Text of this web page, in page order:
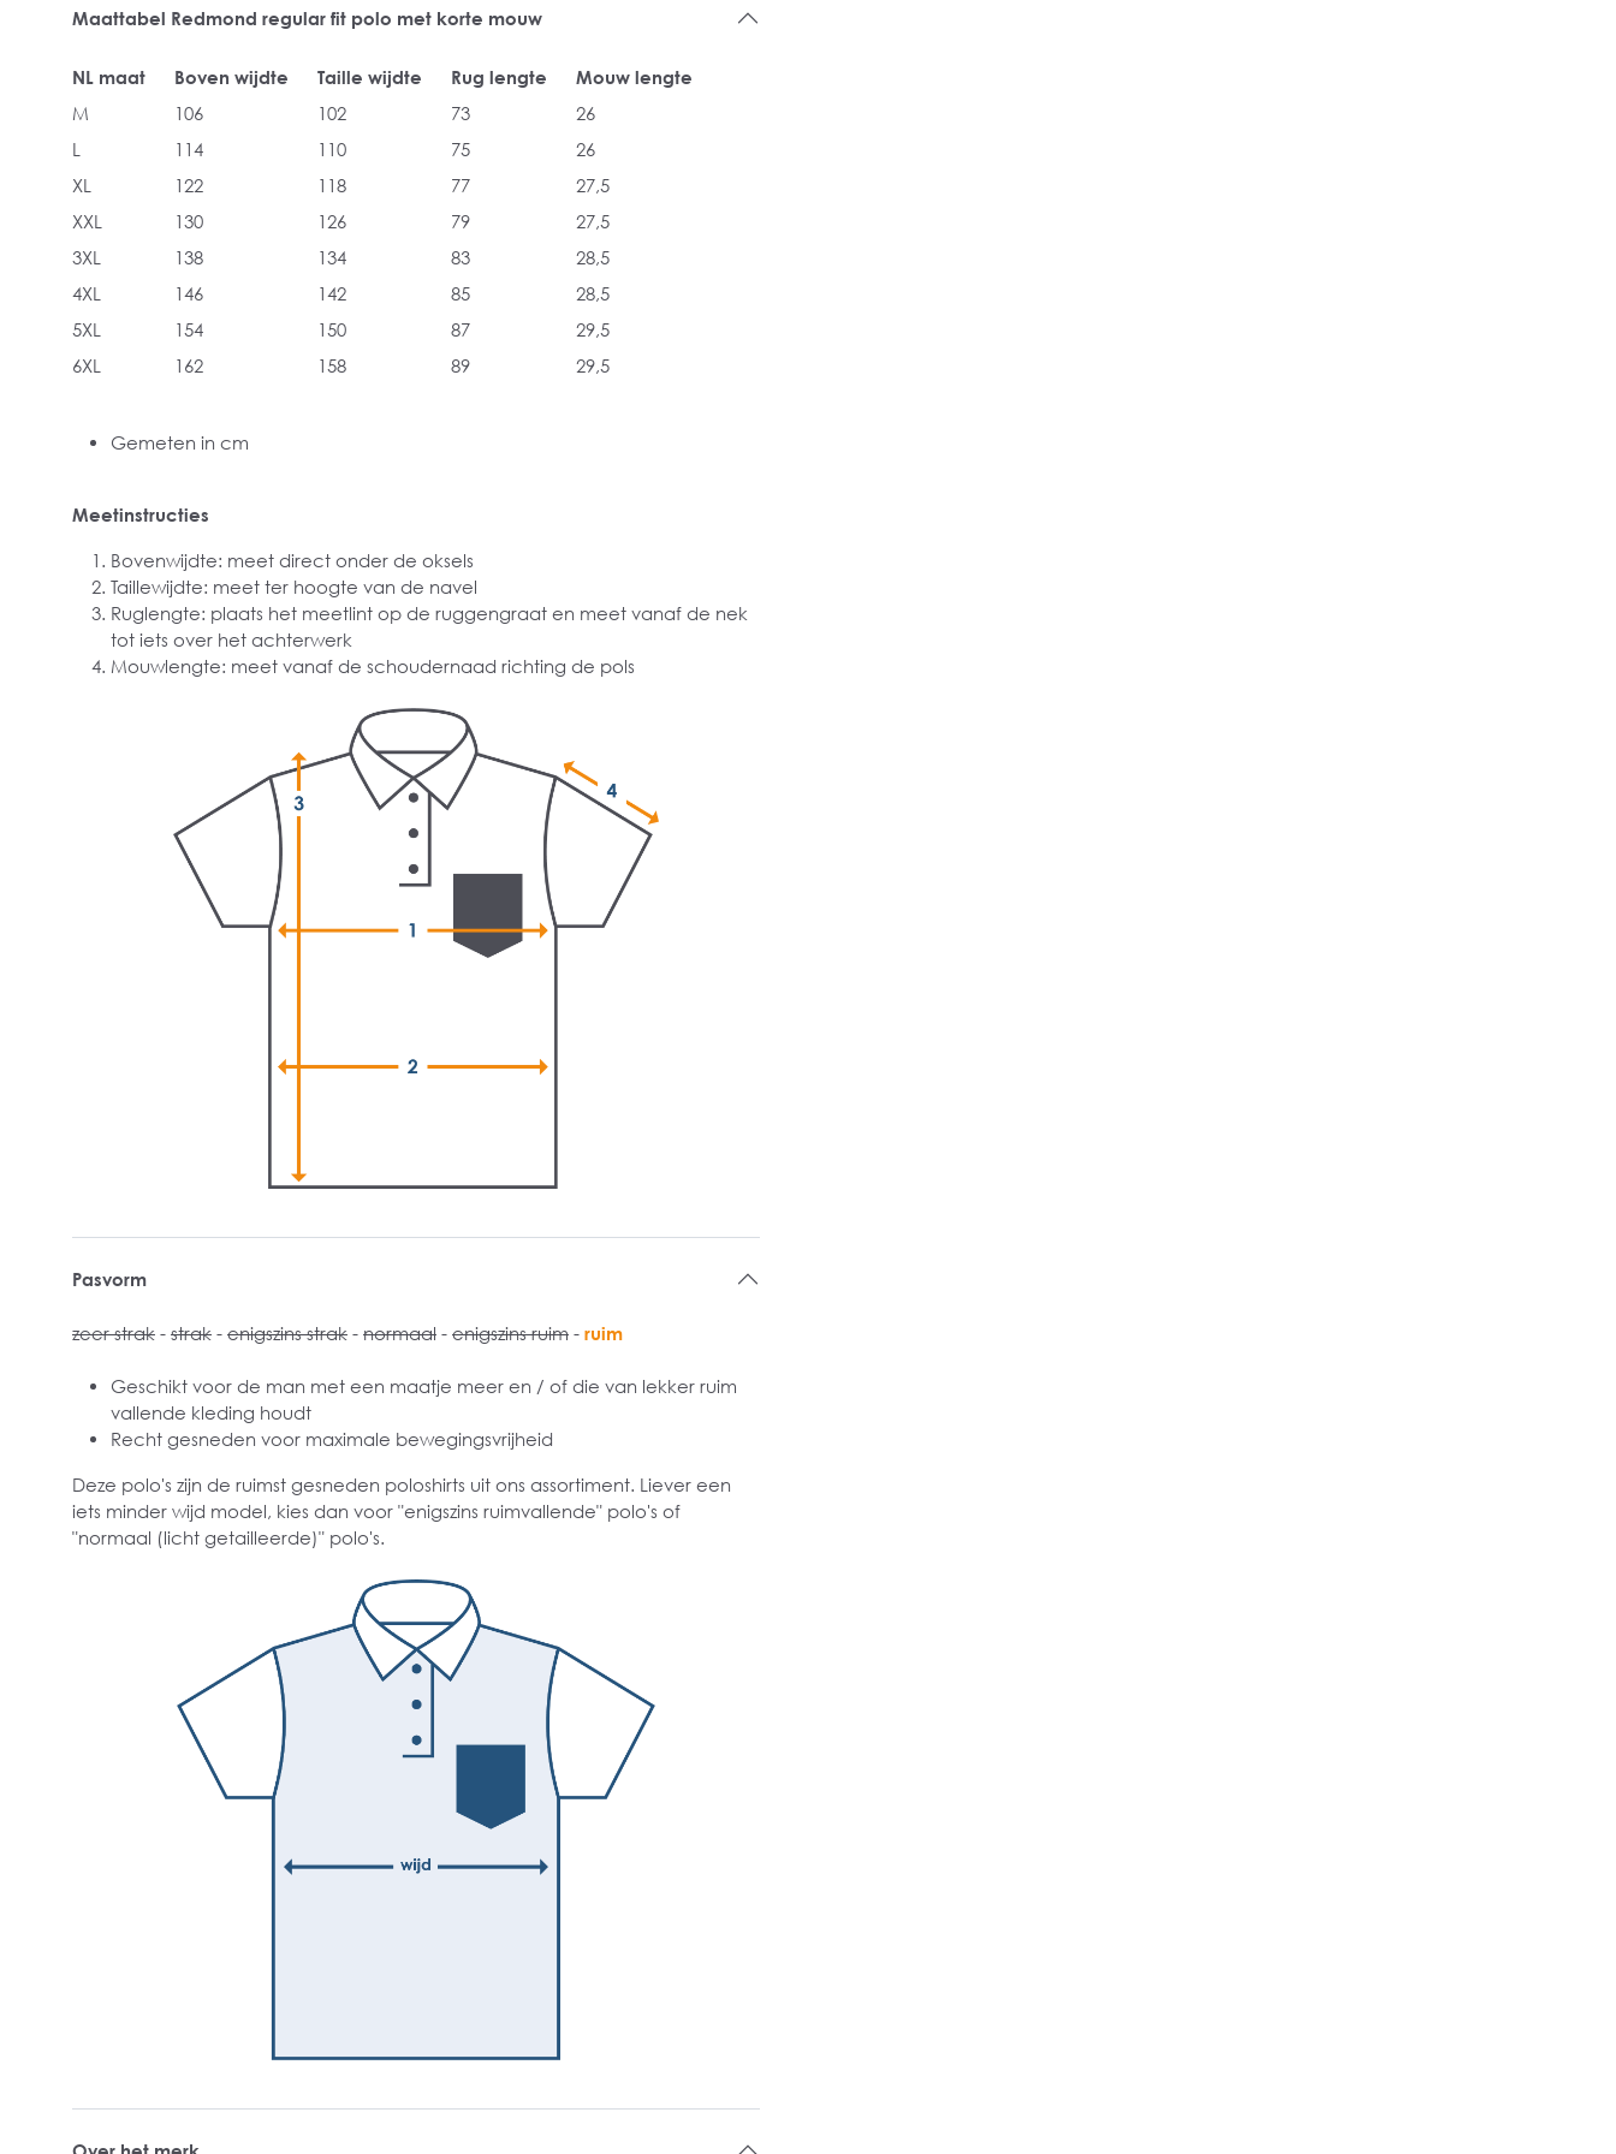
Maattabel Redmond regular fit polo met korte mouw
NL maat Boven wijdte Taille wijdte Rug lengte
Mouw lengte
M
106 102 73
26
L
114 110 75
26
XL
122 118 77
27,5
XXL
130 126 79
27,5
3XL
138 134 83
28,5
4XL
146 142 85
28,5
5XL
154 150 87
29,5
6XL
162 158 89 29,5
Gemeten in cm
Meetinstructies
Bovenwijdte: meet direct onder de oksels
Taillewijdte: meet ter hoogte van de navel
Ruglengte: plaats het meetlint op de ruggengraat en meet vanaf de nek
tot iets over het achterwerk
Mouwlengte: meet vanaf de schoudernaad richting de pols
Pasvorm
zeer strak - strak - enigszins strak - normaal - enigszins ruim - ruim
Geschikt voor de man met een maatje meer en / of die van lekker ruim
vallende kleding houdt
Recht gesneden voor maximale bewegingsvrijheid
Deze polo's zijn de ruimst gesneden poloshirts uit ons assortiment. Liever een
iets minder wijd model, kies dan voor "enigszins ruimvallende" polo's of
"normaal (licht getailleerde)" polo's.